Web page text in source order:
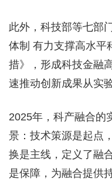
此外，科技部等七部
体制 有力支撑高水平
措》，形成科技金融
速推动创新成果从实
2025年，科产融合的
景：技术策源是起点
换是主线，定义了融
是保障，为融合提供